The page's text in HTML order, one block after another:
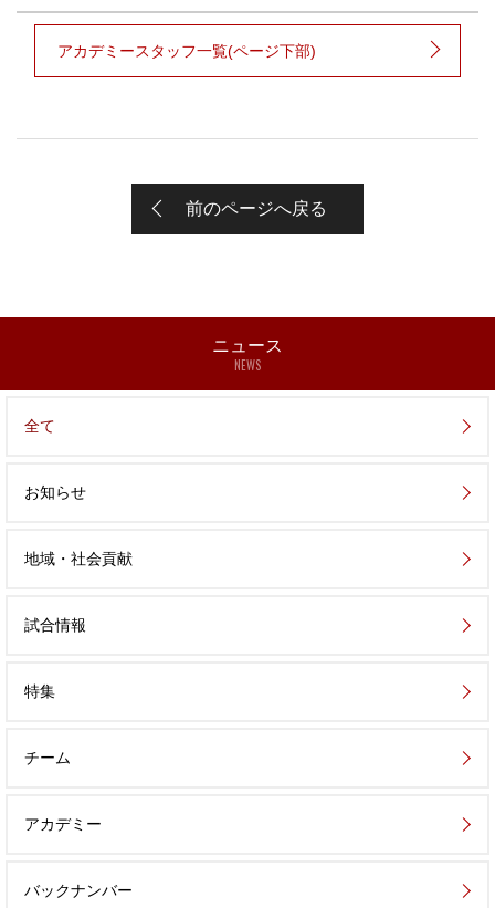
アカデミースタッフ一覧(ページ下部)
前のページへ戻る
ニュース
NEWS
全て
お知らせ
地域・社会貢献
試合情報
特集
チーム
アカデミー
バックナンバー